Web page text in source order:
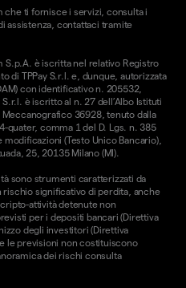
che ti fornisce i servizi, consulta i
assistenza, contattaci tramite
S.p.A. è iscritta nel relativo Registro
di TPPay S.r.l. e, dunque, autorizzata
con identificativo n. 205532,
è iscritto al n. 27 dell’Albo Istituti
36928, tenuto dalla
quater, comma 1 del D. Lgs. n. 385
(Testo Unico Bancario),
25, 20135 Milano (MI).
sono strumenti caratterizzati da
rischio significativo di perdita, anche
attività detenute non
per i depositi bancari (Direttiva
degli investitori (Direttiva
le previsioni non costituiscono
dei rischi consulta